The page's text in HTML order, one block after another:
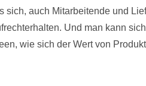
sich, auch Mitarbeitende und
Und man kann
wie sich der Wert von